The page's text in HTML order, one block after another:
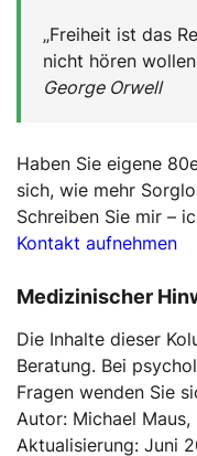
„Freiheit ist das
nicht hören
George Orwell
Haben Sie eigene
sich, wie mehr
Schreiben Sie mir –
Kontakt aufnehmen
Medizinischer
Die Inhalte dieser
Beratung. Bei
Fragen wenden Sie
Autor: Michael Maus,
Aktualisierung: Juni